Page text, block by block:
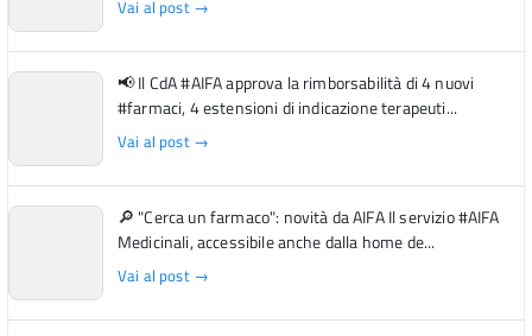
Vai al post →
📢 Il CdA #AIFA approva la rimborsabilità di 4 nuovi
#farmaci, 4 estensioni di indicazione terapeuti...
Vai al post →
🔎 "Cerca un farmaco": novità da AIFA Il servizio #AIFA
Medicinali, accessibile anche dalla home de...
Vai al post →